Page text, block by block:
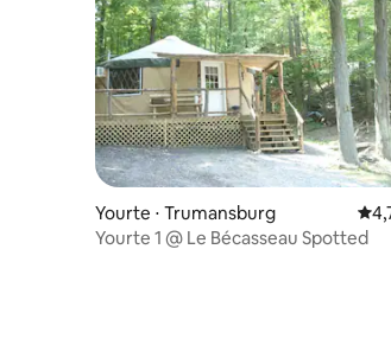
Yourte ⋅ Trumansburg
Yourte 1 @ Le Bécasseau Spotted